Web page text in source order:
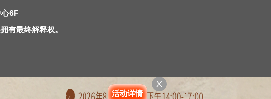
恭喜Z女士美国EB-3项目I-140申请获批！
L女士美国EB-3项目I-140申请获批！
X
活动详情
心6F
有最终解释权。